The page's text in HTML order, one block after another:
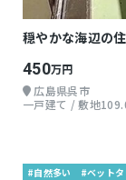
穏やかな海辺の
450万円
広島県呉市
一戸建て / 敷地
#自然多い #ベット